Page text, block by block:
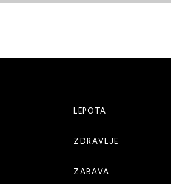
LEPOTA
ZDRAVLJE
ZABAVA